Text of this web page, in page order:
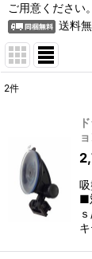
ご用意ください。
送料
並び順
2件
■